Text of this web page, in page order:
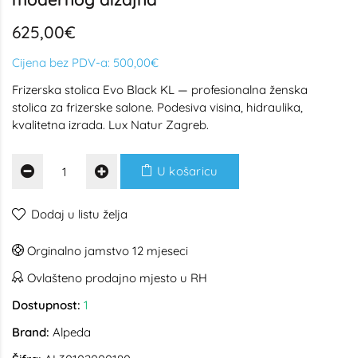
625,00€
Cijena bez PDV-a: 500,00€
Frizerska stolica Evo Black KL — profesionalna ženska
stolica za frizerske salone. Podesiva visina, hidraulika,
kvalitetna izrada. Lux Natur Zagreb.
U košaricu
Dodaj u listu želja
Orginalno jamstvo 12 mjeseci
Ovlašteno prodajno mjesto u RH
Dostupnost: 1
Brand: Alpeda